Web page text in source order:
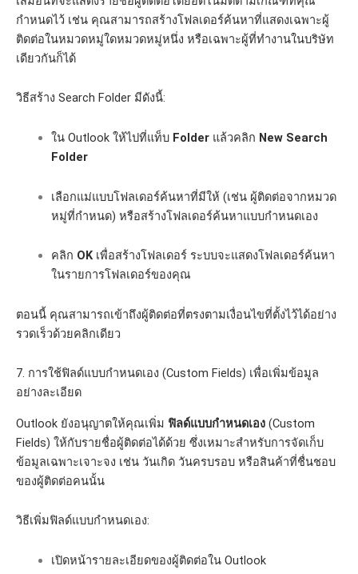
กำหนดไว้ เช่น คุณสามารถสร้างโฟลเดอร์ค้นหาที่แสดงเฉพาะผู้
ติดต่อในหมวดหมู่ใดหมวดหมู่หนึ่ง หรือเฉพาะผู้ที่ทำงานในบริษัท
เดียวกันก็ได้
วิธีสร้าง Search Folder มีดังนี้:
ใน Outlook ให้ไปที่แท็บ Folderแล้วคลิก New Search
Folder
เลือกแม่แบบโฟลเดอร์ค้นหาที่มีให้ (เช่น ผู้ติดต่อจากหมวด
หมู่ที่กำหนด) หรือสร้างโฟลเดอร์ค้นหาแบบกำหนดเอง
คลิก OKเพื่อสร้างโฟลเดอร์ ระบบจะแสดงโฟลเดอร์ค้นหา
ในรายการโฟลเดอร์ของคุณ
ตอนนี้ คุณสามารถเข้าถึงผู้ติดต่อที่ตรงตามเงื่อนไขที่ตั้งไว้ได้อย่าง
รวดเร็วด้วยคลิกเดียว
7. การใช้ฟิลด์แบบกำหนดเอง (Custom Fields) เพื่อเพิ่มข้อมูล
อย่างละเอียด
Outlook ยังอนุญาตให้คุณเพิ่ม ฟิลด์แบบกำหนดเอง (Custom
Fields) ให้กับรายชื่อผู้ติดต่อได้ด้วย ซึ่งเหมาะสำหรับการจัดเก็บ
ข้อมูลเฉพาะเจาะจง เช่น วันเกิด วันครบรอบ หรือสินค้าที่ชื่นชอบ
ของผู้ติดต่อคนนั้น
วิธีเพิ่มฟิลด์แบบกำหนดเอง:
เปิดหน้ารายละเอียดของผู้ติดต่อใน Outlook